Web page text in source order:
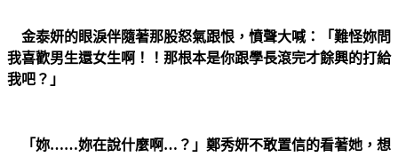
金泰妍的眼淚伴隨著那股怒氣跟恨，憤聲大喊：「難怪妳問
我喜歡男生還女生啊！！那根本是你跟學長滾完才餘興的打給
我吧？」
「妳……妳在說什麼啊…？」鄭秀妍不敢置信的看著她，想